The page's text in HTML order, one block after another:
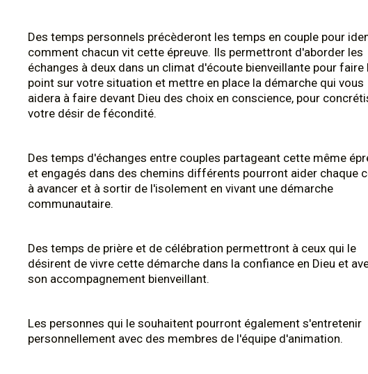
Des temps personnels précèderont les temps en couple pour
comment chacun vit cette épreuve. Ils permettront d'aborder les
échanges à deux dans un climat d'écoute bienveillante pour faire
point sur votre situation et mettre en place la démarche qui vous
aidera à faire devant Dieu des choix en conscience, pour
votre désir de fécondité.
Des temps d'échanges entre couples partageant cette même
et engagés dans des chemins différents pourront aider chaque
à avancer et à sortir de l'isolement en vivant une démarche
communautaire.
Des temps de prière et de célébration permettront à ceux qui le
désirent de vivre cette démarche dans la confiance en Dieu et
son accompagnement bienveillant.
Les personnes qui le souhaitent pourront également s'entretenir
personnellement avec des membres de l'équipe d'animation.